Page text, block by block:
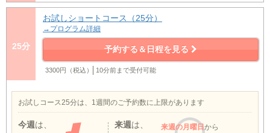
25分
お試しショートコース（25分）
→プログラム詳細
予約する＆日程を見る
3300円（税込） 10分前まで受付可能
お試しコース25分は、1週間のご予約数に上限があります
今週 は、
来週 は、
来週の月曜日から